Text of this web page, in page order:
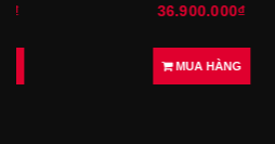
36.900.000₫
MUA HÀNG